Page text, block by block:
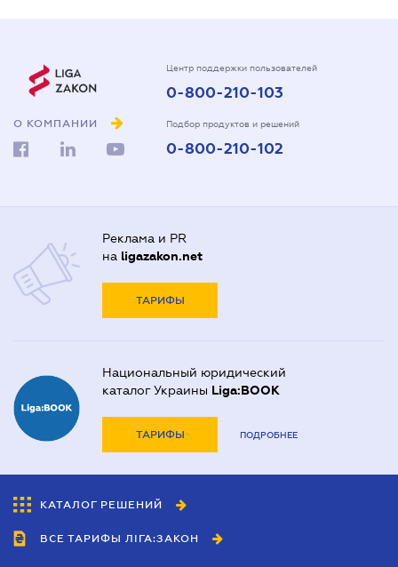
О КОМПАНИИ
Центр поддержки пользователей
0-800-210-103
Подбор продуктов и решений
0-800-210-102
Реклама и PR
на ligazakon.net
ТАРИФЫ
Национальный юридический
каталог Украины Liga:BOOK
ТАРИФЫ ПОДРОБНЕЕ
КАТАЛОГ РЕШЕНИЙ
ВСЕ ТАРИФЫ ЛІГА:ЗАКОН